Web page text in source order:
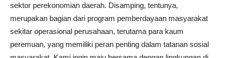
sektor perekonomian daerah. Disamping, tentunya,
merupakan bagian dari program pemberdayaan masyarakat
sekitar operasional perusahaan, terutama para kaum
peremuan, yang memiliki peran penting dalam tatanan sosial